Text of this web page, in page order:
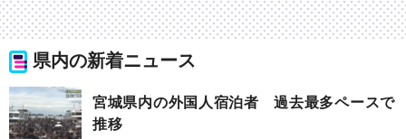
県内の新着ニュース
宮城県内の外国人宿泊者 過去最多ペースで
推移